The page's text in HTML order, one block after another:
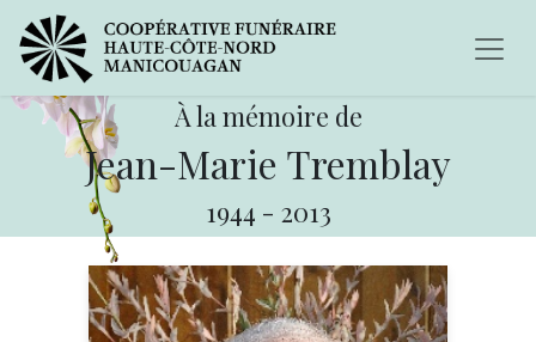
À la mémoire de
Jean-Marie Tremblay
1944 - 2013